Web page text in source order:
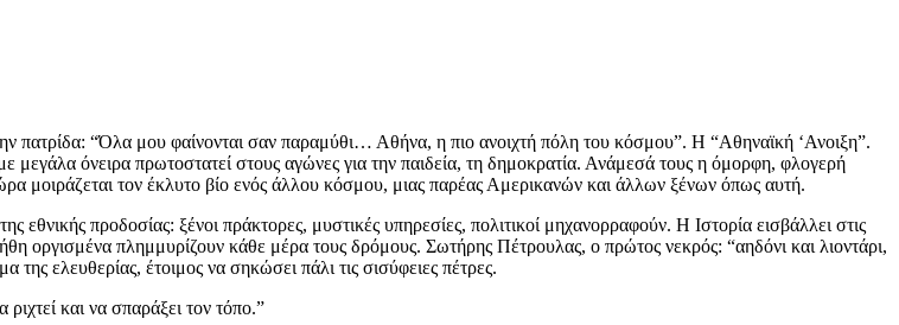
πατρίδα: “Όλα μου φαίνονται σαν παραμύθι… Αθήνα, η πιο ανοιχτή πόλη του κόσμου”. Η “Αθηναϊκή ‘Ανοιξη”.
όνειρα πρωτοστατεί στους αγώνες για την παιδεία, τη δημοκρατία. Ανάμεσά τους η όμορφη, φλογερή
μοιράζεται τον έκλυτο βίο ενός άλλου κόσμου, μιας παρέας Αμερικανών και άλλων ξένων όπως αυτή.
προδοσίας: ξένοι πράκτορες, μυστικές υπηρεσίες, πολιτικοί μηχανορραφούν. Η Ιστορία εισβάλλει στις
οργισμένα πλημμυρίζουν κάθε μέρα τους δρόμους. Σωτήρης Πέτρουλας, ο πρώτος νεκρός: “αηδόνι και λιοντάρι,
ελευθερίας, έτοιμος να σηκώσει πάλι τις σισύφειες πέτρες.
και να σπαράξει τον τόπο.”